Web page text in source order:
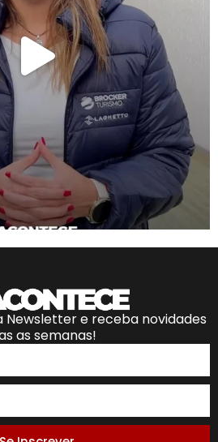
Newsletter e receba novidades
as semanas!